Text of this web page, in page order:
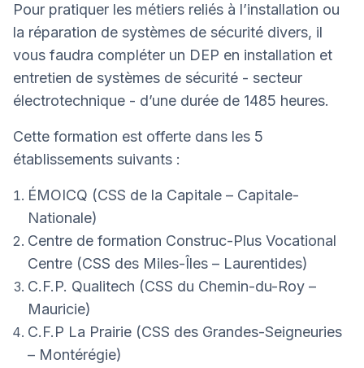
Pour pratiquer les métiers reliés à l’installation ou
la réparation de systèmes de sécurité divers, il
vous faudra compléter un DEP en installation et
entretien de systèmes de sécurité - secteur
électrotechnique - d’une durée de 1485 heures.
Cette formation est offerte dans les 5
établissements suivants :
ÉMOICQ (CSS de la Capitale – Capitale-
Nationale)
Centre de formation Construc-Plus Vocational
Centre (CSS des Miles-Îles – Laurentides)
C.F.P. Qualitech (CSS du Chemin-du-Roy –
Mauricie)
C.F.P La Prairie (CSS des Grandes-Seigneuries
– Montérégie)